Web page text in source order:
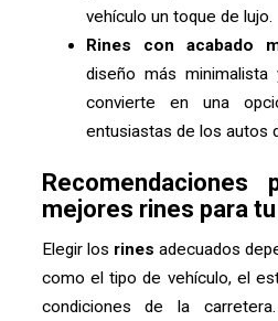
vehículo un toque de lujo.
Rines con acabado
diseño más
convierte en una
entusiastas de los autos
mejores rines para
Elegir los rines adecuados
como el tipo de vehículo, el
condiciones de la